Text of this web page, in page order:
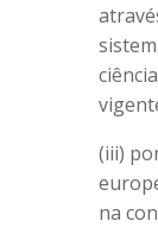
(iii)
na